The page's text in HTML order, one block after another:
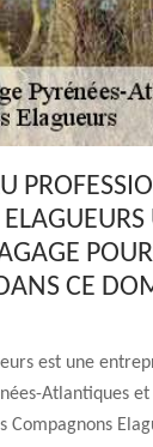
CE
est une
Atlantiques
Compagnons